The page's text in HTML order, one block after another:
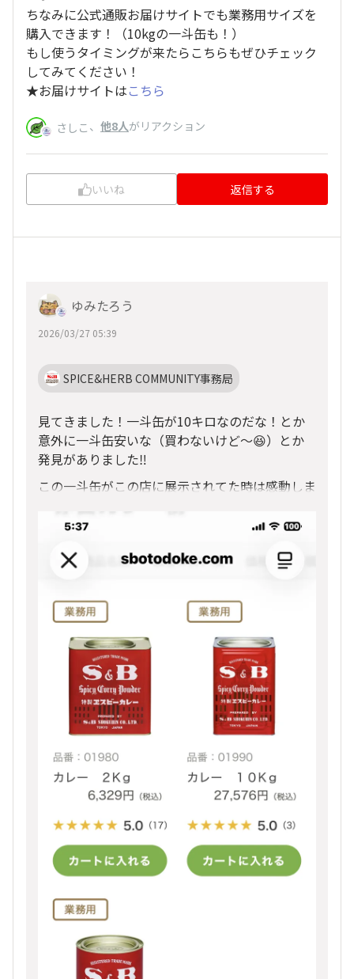
ちなみに公式通販お届けサイトでも業務用サイズを
購入できます！（10kgの一斗缶も！）
もし使うタイミングが来たらこちらもぜひチェック
してみてください！
★お届けサイトはこちら
さしこ 、 他8人がリアクション
いいね 返信する
ゆみたろう
2026/03/27 05:39
SPICE&HERB COMMUNITY事務局
見てきました！一斗缶が10キロなのだな！とか
意外に一斗缶安いな（買わないけど〜😆）とか
発見がありました‼️
この一斗缶がこの店に展示されてた時は感動しま
り物だけど）しないかな⁉️